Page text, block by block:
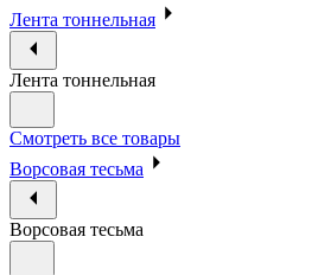
Лента тоннельная
Лента тоннельная
Смотреть все товары
Ворсовая тесьма
Ворсовая тесьма